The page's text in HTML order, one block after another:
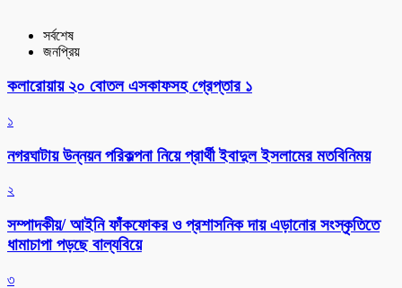
সর্বশেষ
জনপ্রিয়
কলারোয়ায় ২০ বোতল এসকাফসহ গ্রেপ্তার ১
১
নগরঘাটায় উন্নয়ন পরিকল্পনা নিয়ে প্রার্থী ইবাদুল ইসলামের মতবিনিময়
২
সম্পাদকীয়/ আইনি ফাঁকফোকর ও প্রশাসনিক দায় এড়ানোর সংস্কৃতিতে
ধামাচাপা পড়ছে বাল্যবিয়ে
৩